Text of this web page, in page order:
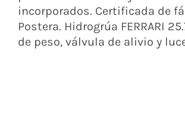
incorporados. Certificada de
Postera. Hidrogrúa FERRARI
de peso, válvula de alivio y